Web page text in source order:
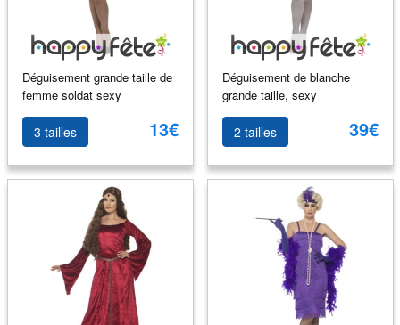
Déguisement grande taille de
femme soldat sexy
3 tailles 13€
Déguisement de blanche
grande taille, sexy
2 tailles 39€